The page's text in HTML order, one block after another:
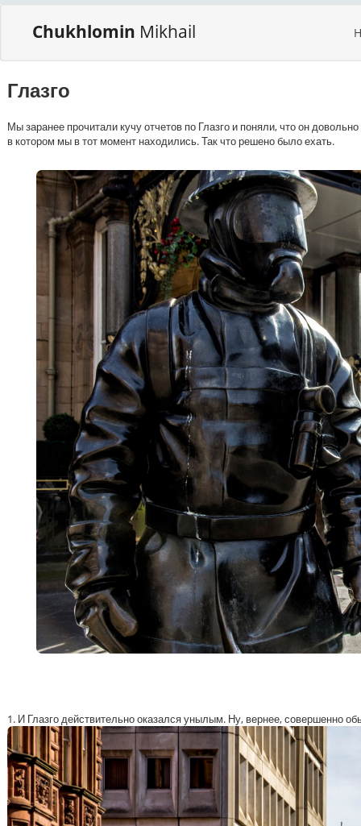
Chukhlomin Mikhail
Глазго
Мы заранее прочитали кучу отчетов по Глазго и поняли, что он
в котором мы в тот момент находились. Так что решено было ехать.
1. И Глазго действительно оказался унылым. Ну, вернее, совершенно